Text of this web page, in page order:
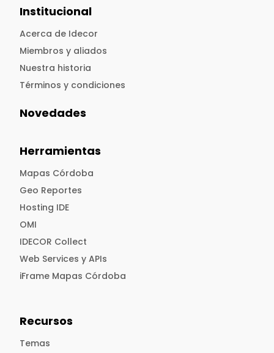
Institucional
Acerca de Idecor
Miembros y aliados
Nuestra historia
Términos y condiciones
Novedades
Herramientas
Mapas Córdoba
Geo Reportes
Hosting IDE
OMI
IDECOR Collect
Web Services y APIs
iFrame Mapas Córdoba
Recursos
Temas